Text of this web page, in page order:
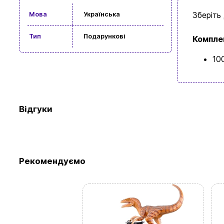
Мова Українська
Тип Подарункові
Відгуки
Рекомендуємо